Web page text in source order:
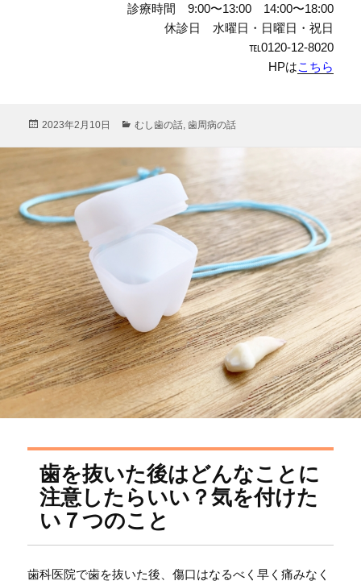
診療時間 9:00〜13:00 14:00〜18:00
休診日 水曜日・日曜日・祝日
℡0120-12-8020
HPはこちら
投
2023年2月10日
カ
リ
ー
むし歯の話,歯周病の話
歯を抜いた後はどんなことに
注意したらいい？気を付けた
い７つのこと
歯科医院で歯を抜いた後、傷口はなるべく早く痛みなく